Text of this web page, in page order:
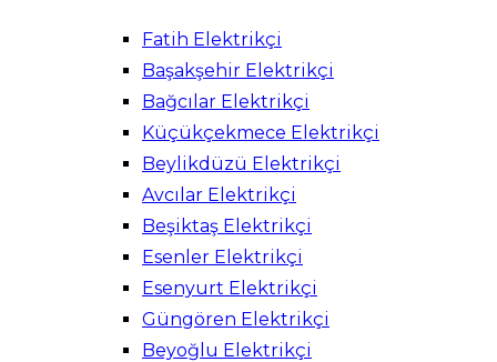
Fatih Elektrikçi
Başakşehir Elektrikçi
Bağcılar Elektrikçi
Küçükçekmece Elektrikçi
Beylikdüzü Elektrikçi
Avcılar Elektrikçi
Beşiktaş Elektrikçi
Esenler Elektrikçi
Esenyurt Elektrikçi
Güngören Elektrikçi
Beyoğlu Elektrikçi